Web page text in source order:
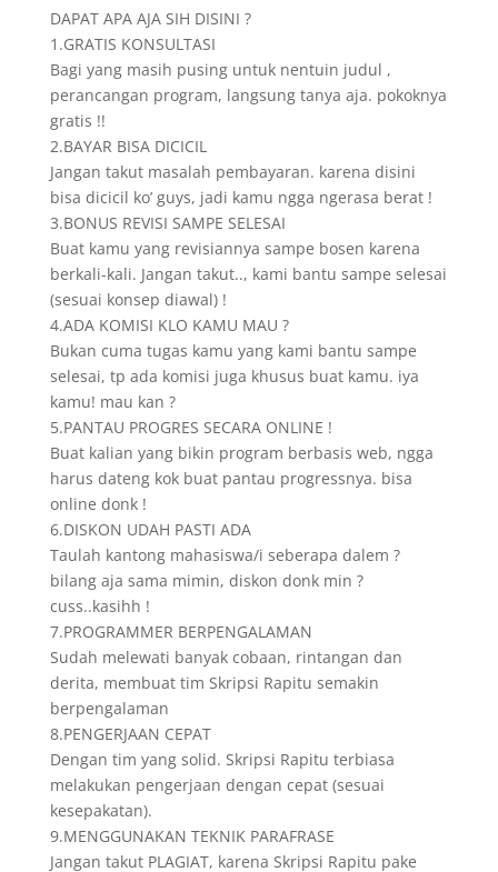
DAPAT APA AJA SIH DISINI ?
1.GRATIS KONSULTASI
Bagi yang masih pusing untuk nentuin judul ,
perancangan program, langsung tanya aja. pokoknya
gratis !!
2.BAYAR BISA DICICIL
Jangan takut masalah pembayaran. karena disini
bisa dicicil ko’ guys, jadi kamu ngga ngerasa berat !
3.BONUS REVISI SAMPE SELESAI
Buat kamu yang revisiannya sampe bosen karena
berkali-kali. Jangan takut.., kami bantu sampe selesai
(sesuai konsep diawal) !
4.ADA KOMISI KLO KAMU MAU ?
Bukan cuma tugas kamu yang kami bantu sampe
selesai, tp ada komisi juga khusus buat kamu. iya
kamu! mau kan ?
5.PANTAU PROGRES SECARA ONLINE !
Buat kalian yang bikin program berbasis web, ngga
harus dateng kok buat pantau progressnya. bisa
online donk !
6.DISKON UDAH PASTI ADA
Taulah kantong mahasiswa/i seberapa dalem ?
bilang aja sama mimin, diskon donk min ?
cuss..kasihh !
7.PROGRAMMER BERPENGALAMAN
Sudah melewati banyak cobaan, rintangan dan
derita, membuat tim Skripsi Rapitu semakin
berpengalaman
8.PENGERJAAN CEPAT
Dengan tim yang solid. Skripsi Rapitu terbiasa
melakukan pengerjaan dengan cepat (sesuai
kesepakatan).
9.MENGGUNAKAN TEKNIK PARAFRASE
Jangan takut PLAGIAT, karena Skripsi Rapitu pake